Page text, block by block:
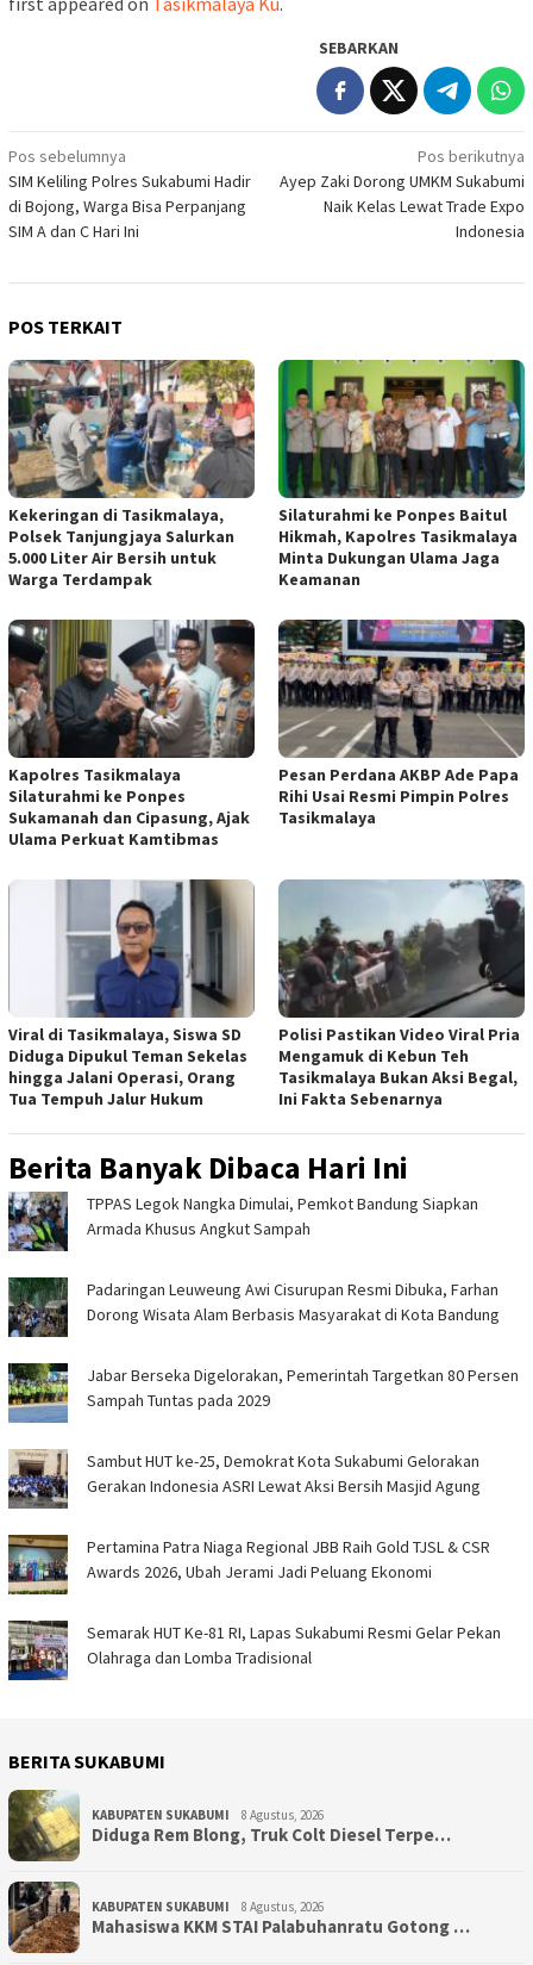
SEBARKAN
Navigasi
pos
Pos sebelumnya
SIM Keliling Polres Sukabumi Hadir
di Bojong, Warga Bisa Perpanjang
SIM A dan C Hari Ini
Pos berikutnya
Ayep Zaki Dorong UMKM Sukabumi
Naik Kelas Lewat Trade Expo
Indonesia
POS TERKAIT
Kekeringan di Tasikmalaya,
Polsek Tanjungjaya Salurkan
5.000 Liter Air Bersih untuk
Warga Terdampak
Silaturahmi ke Ponpes Baitul
Hikmah, Kapolres Tasikmalaya
Minta Dukungan Ulama Jaga
Keamanan
Kapolres Tasikmalaya
Silaturahmi ke Ponpes
Sukamanah dan Cipasung, Ajak
Ulama Perkuat Kamtibmas
Pesan Perdana AKBP Ade Papa
Rihi Usai Resmi Pimpin Polres
Tasikmalaya
Viral di Tasikmalaya, Siswa SD
Diduga Dipukul Teman Sekelas
hingga Jalani Operasi, Orang
Tua Tempuh Jalur Hukum
Polisi Pastikan Video Viral Pria
Mengamuk di Kebun Teh
Tasikmalaya Bukan Aksi Begal,
Ini Fakta Sebenarnya
Berita Banyak Dibaca Hari Ini
TPPAS Legok Nangka Dimulai, Pemkot Bandung Siapkan
Armada Khusus Angkut Sampah
Padaringan Leuweung Awi Cisurupan Resmi Dibuka, Farhan
Dorong Wisata Alam Berbasis Masyarakat di Kota Bandung
Jabar Berseka Digelorakan, Pemerintah Targetkan 80 Persen
Sampah Tuntas pada 2029
Sambut HUT ke-25, Demokrat Kota Sukabumi Gelorakan
Gerakan Indonesia ASRI Lewat Aksi Bersih Masjid Agung
Pertamina Patra Niaga Regional JBB Raih Gold TJSL & CSR
Awards 2026, Ubah Jerami Jadi Peluang Ekonomi
Semarak HUT Ke-81 RI, Lapas Sukabumi Resmi Gelar Pekan
Olahraga dan Lomba Tradisional
BERITA SUKABUMI
KABUPATEN SUKABUMI 8 Agustus, 2026
Diduga Rem Blong, Truk Colt Diesel Terpe…
KABUPATEN SUKABUMI 8 Agustus, 2026
Mahasiswa KKM STAI Palabuhanratu Gotong …